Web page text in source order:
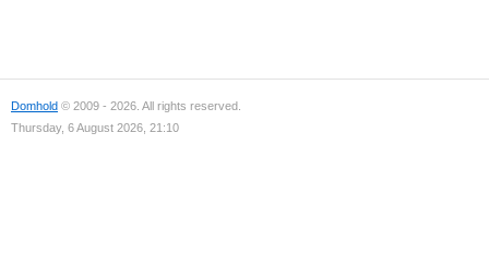
Domhold © 2009 - 2026. All rights reserved.
Thursday, 6 August 2026, 21:10